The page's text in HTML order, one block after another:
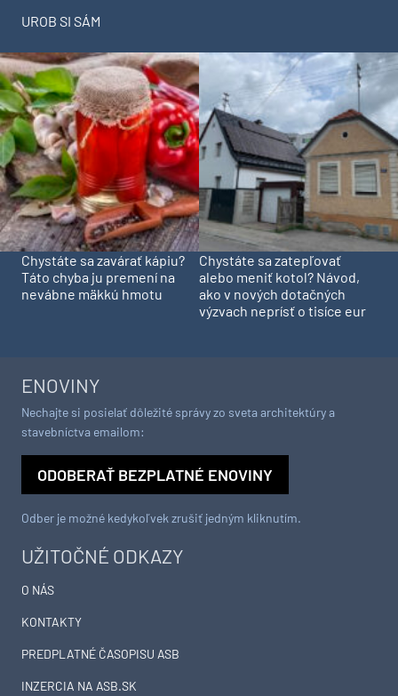
UROB SI SÁM
Chystáte sa zavárať kápiu?
Táto chyba ju premení na
nevábne mäkkú hmotu
Chystáte sa zatepľovať
alebo meniť kotol? Návod,
ako v nových dotačných
výzvach neprísť o tisíce eur
UŽITOČNÉ ODKAZY
O NÁS
KONTAKTY
PREDPLATNÉ ČASOPISU ASB
INZERCIA NA ASB.SK
ENOVINY
Nechajte si posielať dôležité správy zo sveta architektúry a
stavebníctva emailom:
ODOBERAŤ BEZPLATNÉ ENOVINY
Odber je možné kedykoľvek zrušiť jedným kliknutím.